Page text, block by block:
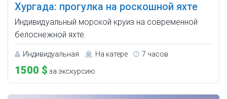
Хургада: прогулка на роскошной яхте
Индивидуальный морской круиз на современной
белоснежной яхте.
Индивидуальная На катере 7 часов
1500 $ за экскурсию